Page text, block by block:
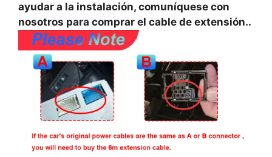
ayudar a la instalación, comuníquese con
nosotros para comprar el cable de extensión..